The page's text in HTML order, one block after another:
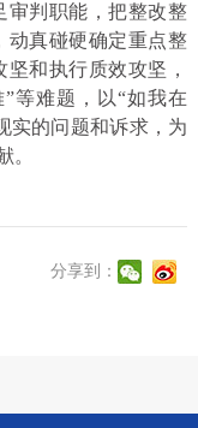
审判职能，把整改整
动真碰硬确定重点整
和执行质效攻坚，
等难题，以“如我在
实的问题和诉求，为
。
分享到：